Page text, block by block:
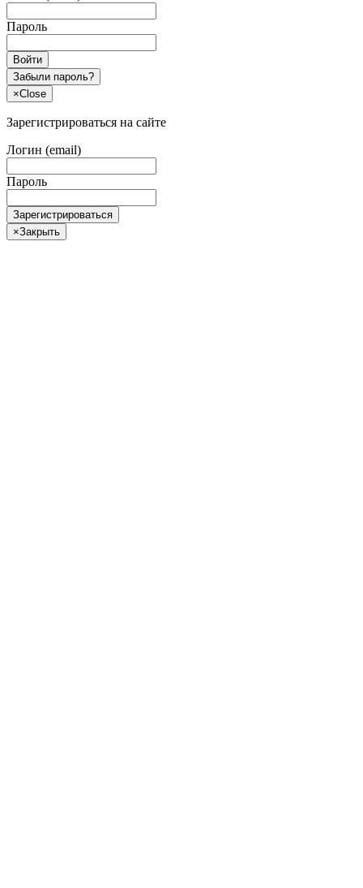
Пароль
Войти
Забыли пароль?
×Close
Зарегистрироваться на сайте
Логин (email)
Пароль
Зарегистрироваться
×Закрыть